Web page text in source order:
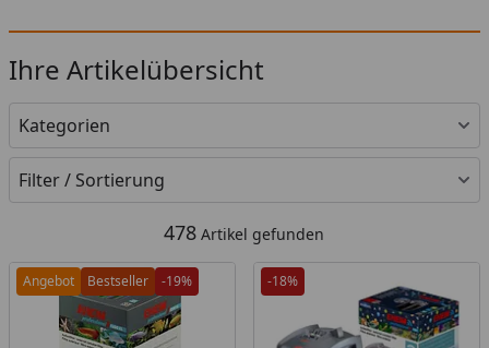
Ihre Artikelübersicht
Kategorien
Filter / Sortierung
478 Artikel gefunden
Angebot Bestseller -19% -18%